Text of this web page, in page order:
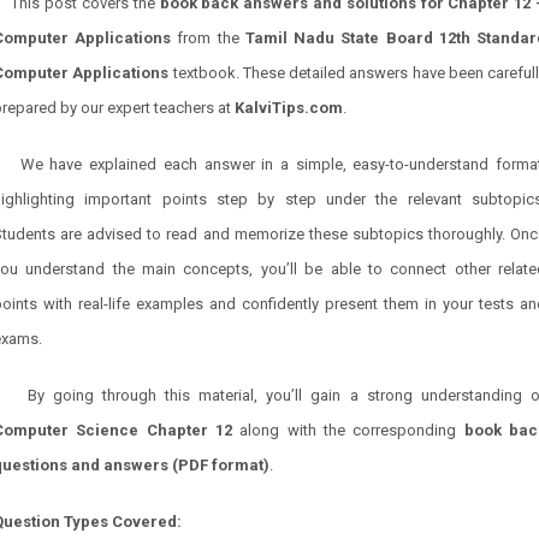
Applicationsfrom the Tamil Nadu State Board 12th
Applicationstextbook. These detailed answers have been
by our expert teachers at KalviTips.com.
We have explained each answer in a simple, easy-to-understand
important points step by step under the relevant
are advised to read and memorize these subtopics thoroughly.
understand the main concepts, you’ll be able to connect other
with real-life examples and confidently present them in your tests
By going through this material, you’ll gain a strong understanding
Science Chapter 12 along with the corresponding
book
and answers (PDF format).
Types Covered: